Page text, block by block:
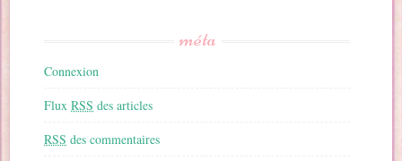
méta
Connexion
FluxRSS des articles
RSS des commentaires